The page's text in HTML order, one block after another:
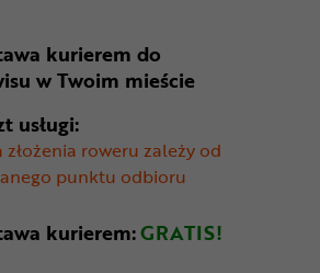
kurierem do
wTwoim mieście
usługi:
złożenia roweru zależy od
punktu odbioru
kurierem:GRATIS!